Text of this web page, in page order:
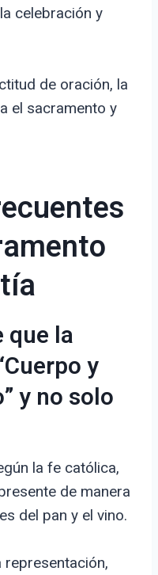
celebración y
de oración, la
el sacramento y
que la
y
y no solo
la fe católica,
de manera
del pan y el vino.
representación,